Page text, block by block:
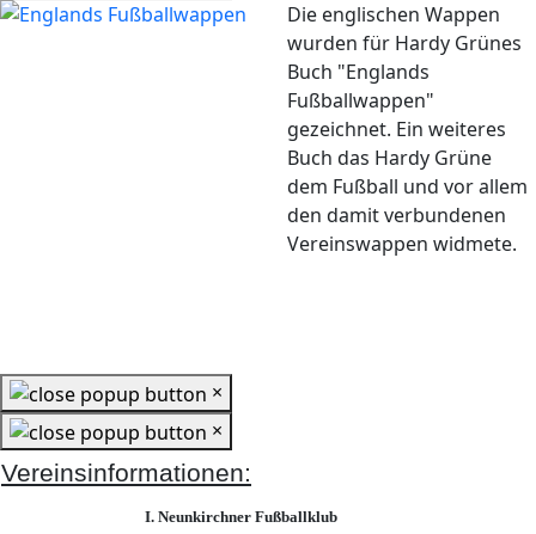
Die englischen Wappen
wurden für Hardy Grünes
Buch "Englands
Fußballwappen"
gezeichnet. Ein weiteres
Buch das Hardy Grüne
dem Fußball und vor allem
den damit verbundenen
Vereinswappen widmete.
×
×
Vereinsinformationen:
I. Neunkirchner Fußballklub